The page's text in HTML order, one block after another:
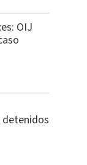
OIJ
detenidos